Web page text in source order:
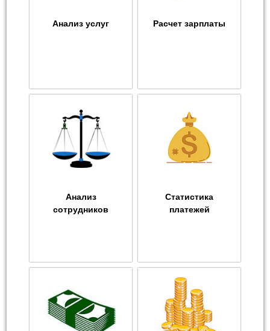
Анализ услуг Расчет зарплаты
Анализ
сотрудников
Статистика
платежей